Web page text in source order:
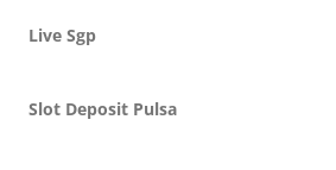
Live Sgp
Slot Deposit Pulsa